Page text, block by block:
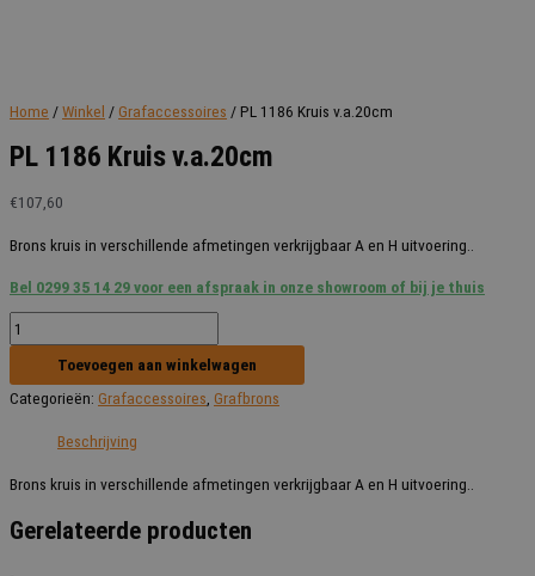
Home /Winkel / Grafaccessoires / PL 1186 Kruis v.a.20cm
PL 1186 Kruis v.a.20cm
€107,60
Brons kruis in verschillende afmetingen verkrijgbaar A en H uitvoering..
Bel 0299 35 14 29 voor een afspraak in onze showroom of bij je thuis
PL
1186
v.a.20cm
Toevoegen aan winkelwagen
Categorieën: Grafaccessoires, Grafbrons
Beschrijving
Brons kruis in verschillende afmetingen verkrijgbaar A en H uitvoering..
Gerelateerde producten